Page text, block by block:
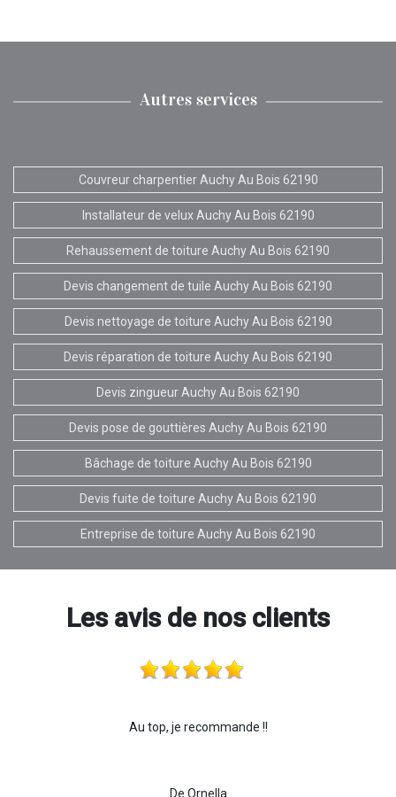
Autres services
Couvreur charpentier Auchy Au Bois 62190
Installateur de velux Auchy Au Bois 62190
Rehaussement de toiture Auchy Au Bois 62190
Devis changement de tuile Auchy Au Bois 62190
Devis nettoyage de toiture Auchy Au Bois 62190
Devis réparation de toiture Auchy Au Bois 62190
Devis zingueur Auchy Au Bois 62190
Devis pose de gouttières Auchy Au Bois 62190
Bâchage de toiture Auchy Au Bois 62190
Devis fuite de toiture Auchy Au Bois 62190
Entreprise de toiture Auchy Au Bois 62190
Les avis de nos clients
Au top, je recommande !!
De Ornella